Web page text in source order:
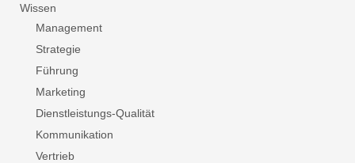
Wissen
Management
Strategie
Führung
Marketing
Dienstleistungs-Qualität
Kommunikation
Vertrieb